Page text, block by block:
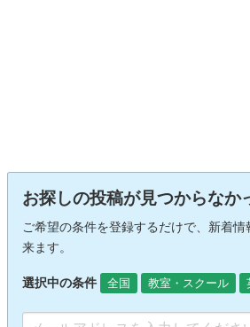
お探しの投稿が見つからなか
ご希望の条件を登録するだけで、新着
来ます。
選択中の条件 全国 教室・スクール